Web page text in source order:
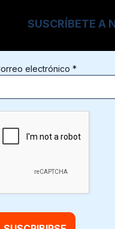
SUSCRÍBETE A
electrónico *